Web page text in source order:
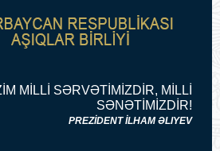
MİLLİ SƏRVƏTİMİZDİR, MİLLİ
SƏNƏTİMİZDİR!
PREZİDENT İLHAM ƏLIYEV